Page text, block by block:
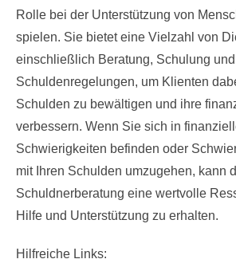
Rolle bei der Unterstützung von
spielen. Sie bietet eine Vielzahl von
einschließlich Beratung, Schulung
Schuldenregelungen, um Klienten
Schulden zu bewältigen und ihre
verbessern. Wenn Sie sich in
Schwierigkeiten befinden oder
mit Ihren Schulden umzugehen, kann
Schuldnerberatung eine wertvolle
Hilfe und Unterstützung zu erhalten.
Hilfreiche Links: